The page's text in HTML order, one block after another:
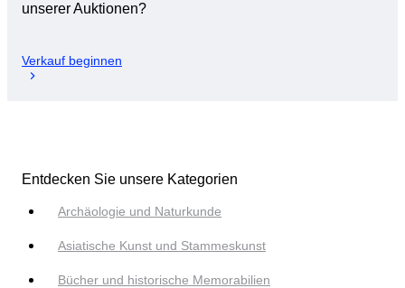
unserer Auktionen?
Verkauf beginnen
Entdecken Sie unsere Kategorien
Archäologie und Naturkunde
Asiatische Kunst und Stammeskunst
Bücher und historische Memorabilien